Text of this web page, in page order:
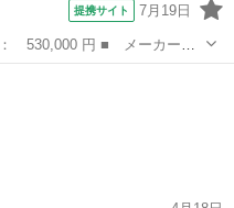
提携サイト 7月19日
グレード名： ３．５アス
セグＴＶ プッシュスター